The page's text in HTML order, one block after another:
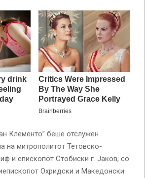
Клементо” беше отслужен
на митрополитот Тетовско-
и епископот Стобиски г. Јаков; со
Охридски и Македонски